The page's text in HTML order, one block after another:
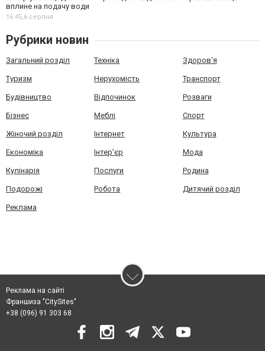
вплине на подачу води
16:45,6 серпня
Рубрики новин
Загальний розділ Техніка Здоров'я
Туризм Нерухомість Транспорт
Будівництво Відпочинок Розваги
Бізнес Меблі Спорт
Жіночий розділ Інтернет Культура
Економіка Інтер'єр Мода
Кулінарія Послуги Родина
Подорожі Робота Дитячий розділ
Реклама
Реклама на сайті
Франшиза "CitySites"
+38 (096) 91 303 68